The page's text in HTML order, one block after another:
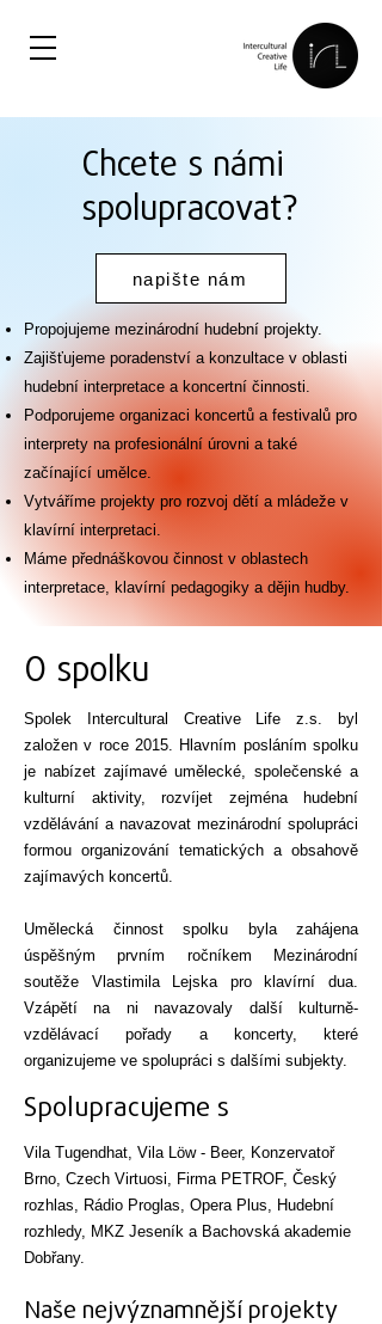
Chcete s námi
spolupracovat?
napište nám
Propojujeme mezinárodní hudební projekty.​
Zajišťujeme poradenství a konzultace v oblasti
hudební interpretace a koncertní činnosti.
Podporujeme organizaci koncertů a festivalů pro
interprety na profesionální úrovni a také
začínající umělce.
Vytváříme projekty pro rozvoj dětí a mládeže v
klavírní interpretaci.
Máme přednáškovou činnost v oblastech
interpretace, klavírní pedagogiky a dějin hudby.
O spolku
Spolek Intercultural Creative Life z.s. byl
založen v roce 2015. Hlavním posláním spolku
je nabízet zajímavé umělecké, společenské a
kulturní aktivity, rozvíjet zejména hudební
vzdělávání a navazovat mezinárodní spolupráci
formou organizování tematických a obsahově
zajímavých koncertů.
Umělecká činnost spolku byla zahájena
úspěšným prvním ročníkem Mezinárodní
soutěže Vlastimila Lejska pro klavírní dua.
Vzápětí na ni navazovaly další kulturně-
vzdělávací pořady a koncerty, které
organizujeme ve spolupráci s dalšími subjekty.
Spolupracujeme s
Vila Tugendhat, Vila Löw - Beer, Konzervatoř
Brno, Czech Virtuosi, Firma PETROF, Český
rozhlas, Rádio Proglas, Opera Plus, Hudební
rozhledy, MKZ Jeseník a Bachovská akademie
Dobřany.
Naše nejvýznamnější projekty